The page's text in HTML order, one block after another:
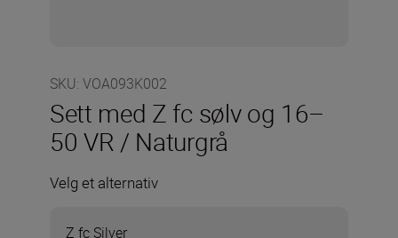
SKU: VOA093K002
Sett med Z fc sølv og 16–
50 VR / Naturgrå
Velg et alternativ
Z fc Silver